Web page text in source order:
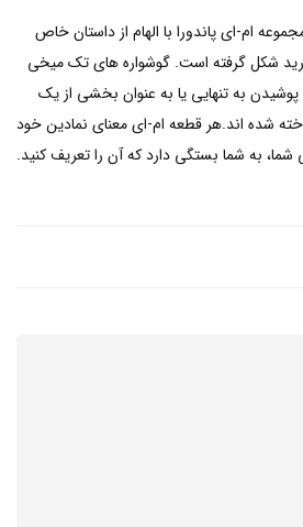
ام-ای پاندورا با الهام از داستان خاص
شکل گرفته است. گوشواره های تک میخی
به تنهایی یا به عنوان بخشی از یک
شده اند.هر قطعه ام-ای معنای نمادین خود
به شما بستگی دارد که آن را تعریف کنید.